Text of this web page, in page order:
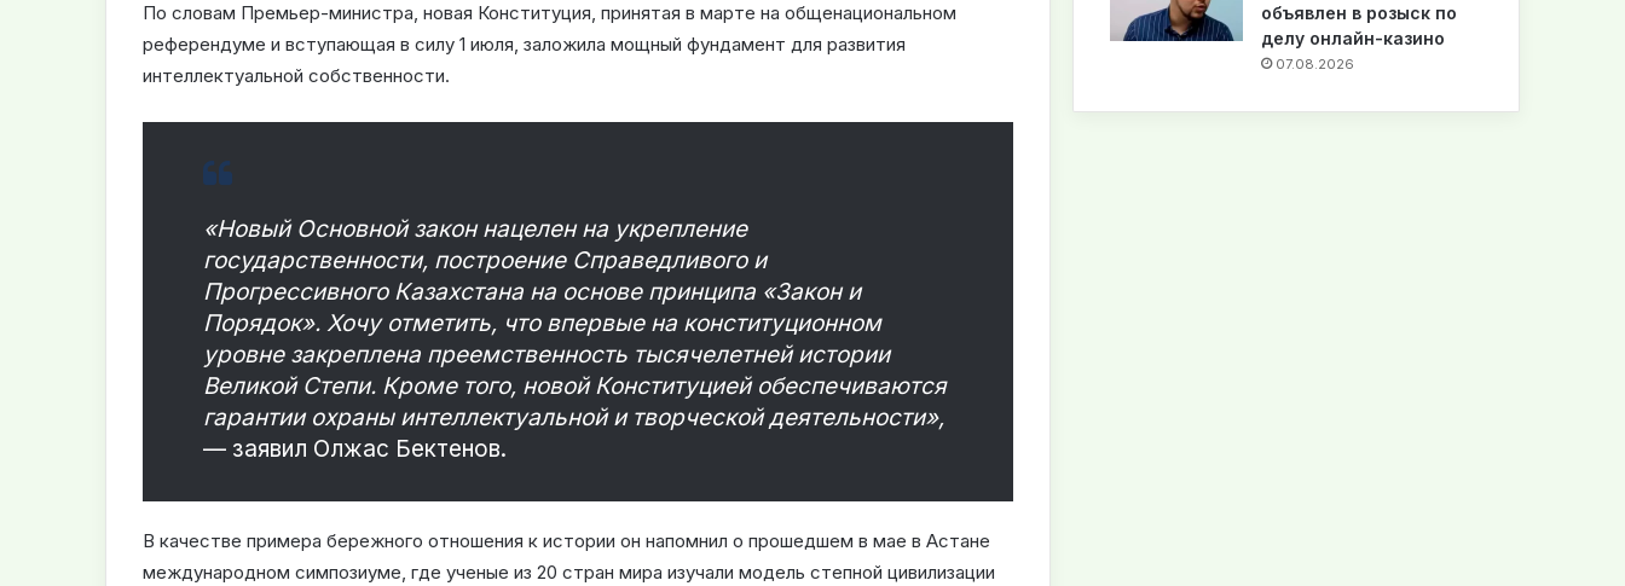
По словам Премьер-министра, новая Конституция, принятая в марте на общенациональном
референдуме и вступающая в силу 1 июля, заложила мощный фундамент для развития
интеллектуальной собственности.
«Новый Основной закон нацелен на укрепление
государственности, построение Справедливого и
Прогрессивного Казахстана на основе принципа «Закон и
Порядок». Хочу отметить, что впервые на конституционном
уровне закреплена преемственность тысячелетней истории
Великой Степи. Кроме того, новой Конституцией обеспечиваются
гарантии охраны интеллектуальной и творческой деятельности»,
— заявил Олжас Бектенов.
В качестве примера бережного отношения к истории он напомнил о прошедшем в мае в Астане
международном симпозиуме, где ученые из 20 стран мира изучали модель степной цивилизации
объявлен в розыск по
делу онлайн-казино
07.08.2026